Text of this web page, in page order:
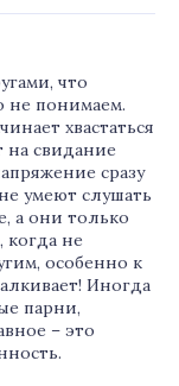
что
не понимаем.
хвастаться
свидание
сразу
умеют слушать
а они только
когда не
особенно к
Иногда
парни,
– это